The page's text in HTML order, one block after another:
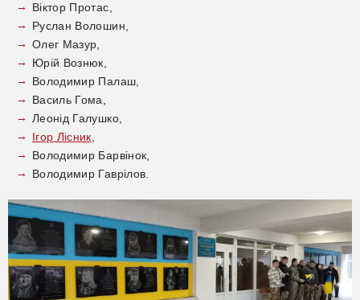
Віктор Протас,
Руслан Волошин,
Олег Мазур,
Юрій Вознюк,
Володимир Палаш,
Василь Гома,
Леонід Галушко,
Ігор Лісник
Володимир Барвінок,
Володимир Гаврілов.